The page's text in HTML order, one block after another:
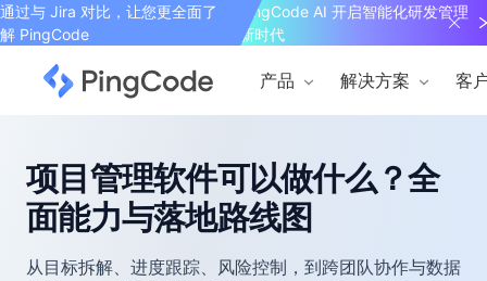
通过与 Jira 对比，让您更全面了
解 PingCode
PingCode AI 开启智能化研发管理
新时代
产品 解决方案 客
项目管理软件可以做什么？全
面能力与落地路线图
从目标拆解、进度跟踪、风险控制，到跨团队协作与数据